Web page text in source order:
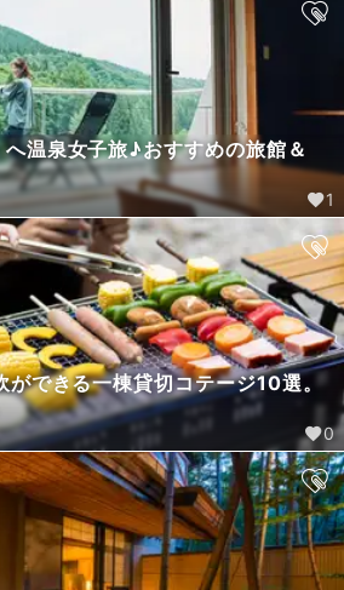
温泉女子旅♪おすすめの旅館＆
1
ができる一棟貸切コテージ10選。
0